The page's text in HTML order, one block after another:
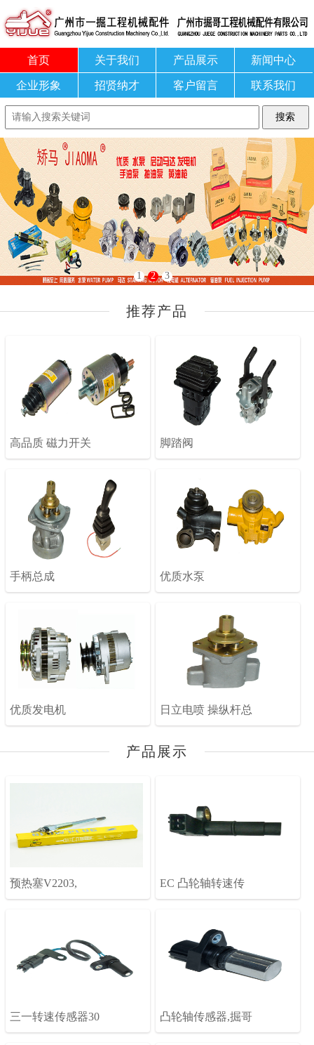
首页 关于我们 产品展示 新闻中心
企业形象 招贤纳才 客户留言 联系我们
1 2 3
推荐产品
高品质 磁力开关 脚踏阀
手柄总成 优质水泵
优质发电机 日立电喷 操纵杆总
产品展示
预热塞V2203, EC 凸轮轴转速传
三一转速传感器30 凸轮轴传感器,掘哥